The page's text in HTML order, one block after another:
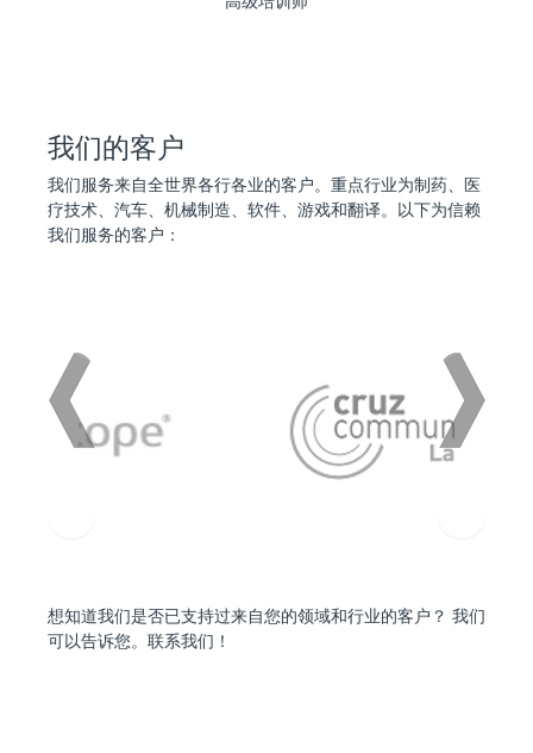
我们的客户
我们服务来自全世界各行各业的客户。重点行业为制药、医
疗技术、汽车、机械制造、软件、游戏和翻译。以下为信赖
我们服务的客户：
想知道我们是否已支持过来自您的领域和行业的客户？ 我们
可以告诉您。 联系我们 ！